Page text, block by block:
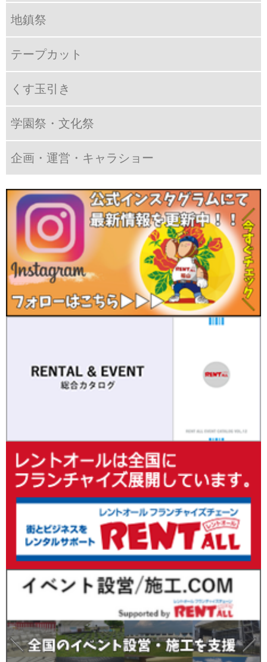
地鎮祭
テープカット
くす玉引き
学園祭・文化祭
企画・運営・キャラショー